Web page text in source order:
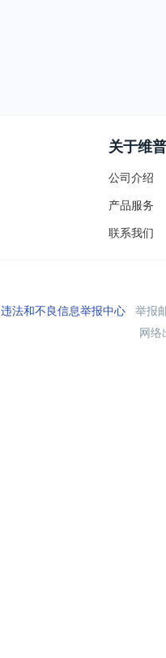
关于维普
公司介绍
产品服务
联系我们
违法和不良信息举报中心举报
网